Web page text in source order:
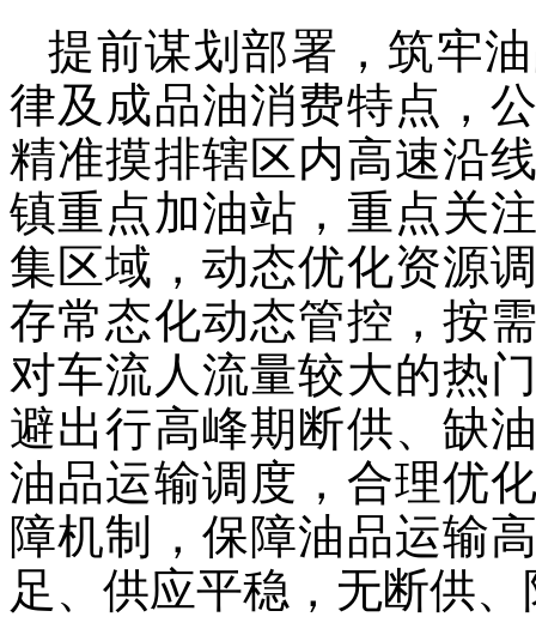
提前谋划部署，筑牢
律及成品油消费特点，
精准摸排辖区内高速沿
镇重点加油站，重点关
集区域，动态优化资源
存常态化动态管控，按
对车流人流量较大的热
避出行高峰期断供、缺
油品运输调度，合理优
障机制，保障油品运输
足、供应平稳，无断供